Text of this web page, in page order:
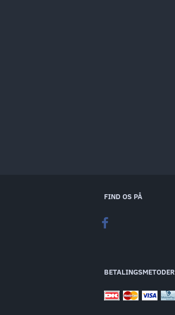
FIND OS PÅ
BETALINGSMETODER